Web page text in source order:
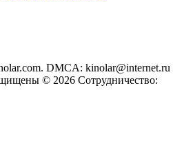
DMCA: kinolar@internet.ru
© 2026 Сотрудничество: